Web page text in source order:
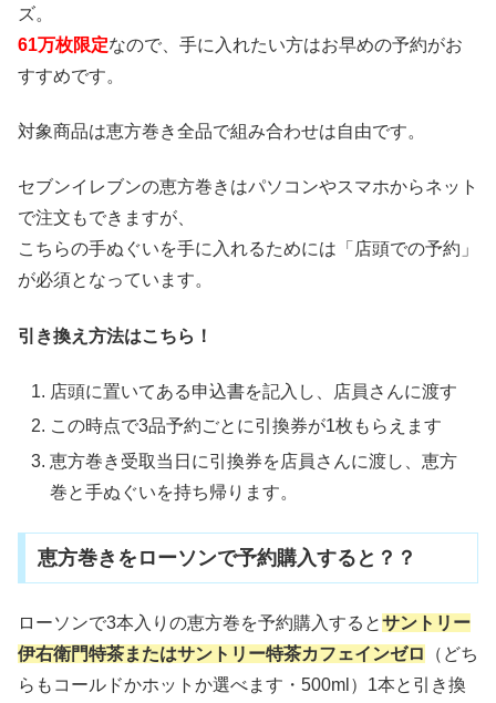
ズ。
61万枚限定なので、手に入れたい方はお早めの予約がお
すすめです。
対象商品は恵方巻き全品で組み合わせは自由です。
セブンイレブンの恵方巻きはパソコンやスマホからネット
で注文もできますが、
こちらの手ぬぐいを手に入れるためには「店頭での予約」
が必須となっています。
引き換え方法はこちら！
店頭に置いてある申込書を記入し、店員さんに渡す
この時点で3品予約ごとに引換券が1枚もらえます
恵方巻き受取当日に引換券を店員さんに渡し、恵方
巻と手ぬぐいを持ち帰ります。
恵方巻きをローソンで予約購入すると？？
ローソンで3本入りの恵方巻を予約購入するとサントリー
伊右衛門特茶またはサントリー特茶カフェインゼロ
（どち
らもコールドかホットか選べます・500ml）1本と引き換